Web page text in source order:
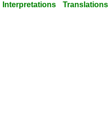
Interpretations Translations